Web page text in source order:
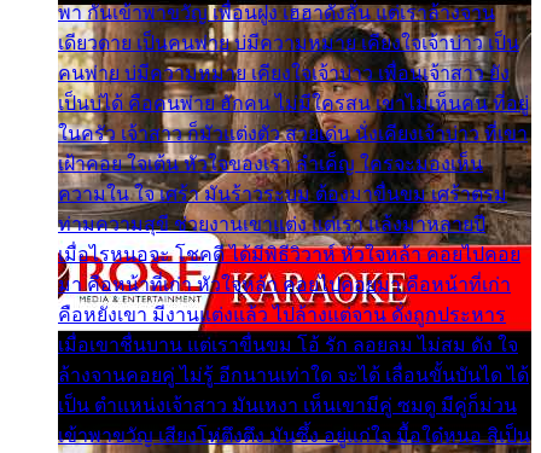
พา กันเข้าพาขวัญ เพื่อนฝูง เฮฮาดังลั่น แต่เราล้างจาน
เดียวดาย เป็นคนพ่าย บ่มีความหมาย เคียงใจเจ้าบ่าว เป็น
คนพ่าย บ่มีความหมาย เคียงใจเจ้าบ่าว เพื่อนเจ้าสาว ยัง
เป็นบ่ได้ คือคนพ่าย ฮักคน ไม่มีใครสน เขาไม่เห็นคน ที่อยู่
ในครัว เจ้าสาว ก็มัวแต่งตัว สวยเด่น นั่งเคียงเจ้าบ่าว ที่เขา
เฝ้าคอย ใจเต้น หัวใจของเรา ลำเค็ญ ใครจะมองเห็น
ความใน ใจ เศร้า มันร้าวระบม ต้องมาขื่นขม เศร้าตรม
ท่ามความสุขี ช่วยงานเขาแต่ง แต่เรา แล้งมาหลายปี
เมื่อไรหนอจะ โชคดี ได้มีพิธีวิวาห์ หัวใจหล้า คอยไปคอย
มา คือหน้าที่เก่า หัวใจหล้า คอยไปคอยมา คือหน้าที่เก่า
คือหยังเขา มีงานแต่งแล้ว ไปล้างแต่จาน ดั่งถูกประหาร
เมื่อเขาชื่นบาน แต่เราขื่นขม โอ้ รัก ลอยลม ไม่สม ดัง ใจ
ล้างจานคอยคู่ ไม่รู้ อีกนานเท่าใด จะได้ เลื่อนขั้นบันได ได้
เป็น ตำแหน่งเจ้าสาว มันเหงา เห็นเขามีคู่ ซมดู มีคู่ก็ม่วน
เข้าพาขวัญ เสียงโห่ตึงตึง มันซึ้ง อยู่แก่ใจ มื้อใด๋หนอ สิเป็น